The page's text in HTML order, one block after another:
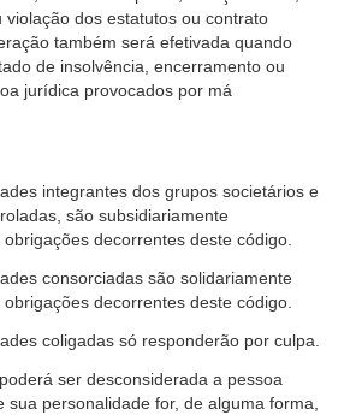
violação dos estatutos ou contrato
também será efetivada quando
de insolvência, encerramento ou
jurídica provocados por má
integrantes dos grupos societários e
são subsidiariamente
decorrentes deste código.
consorciadas são solidariamente
decorrentes deste código.
coligadas só responderão por culpa.
ser desconsiderada a pessoa
sua personalidade for, de alguma forma,